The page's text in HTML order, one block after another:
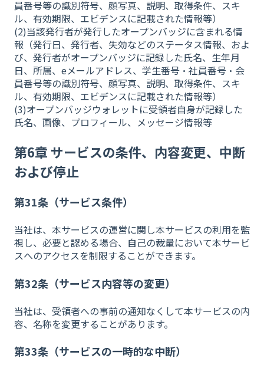
員番号等の識別符号、顔写真、説明、取得条件、スキ
ル、有効期限、エビデンスに記載された情報等）
(2)当該発行者が発行したオープンバッジに含まれる情
報（発行日、発行者、失効などのステータス情報、およ
び、発行者がオープンバッジに記録した氏名、生年月
日、所属、eメールアドレス、学生番号・社員番号・会
員番号等の識別符号、顔写真、説明、取得条件、スキ
ル、有効期限、エビデンスに記載された情報等）
(3)オープンバッジウォレットに受領者自身が記録した
氏名、画像、プロフィール、メッセージ情報等
第6章 サービスの条件、内容変更、中断
および停止
第31条（サービス条件）
当社は、本サービスの運営に関し本サービスの利用を監
視し、必要と認める場合、自己の裁量において本サービ
スへのアクセスを制限することができます。
第32条（サービス内容等の変更）
当社は、受領者への事前の通知なくして本サービスの内
容、名称を変更することがあります。
第33条（サービスの一時的な中断）